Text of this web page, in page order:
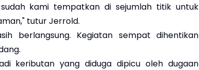
kami tempatkan di sejumlah titik untuk
tutur Jerrold.
berlangsung. Kegiatan sempat dihentikan
keributan yang diduga dipicu oleh dugaan